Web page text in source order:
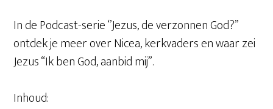
In de Podcast-serie ‘’Jezus, de verzonnen God?’’
ontdek je meer over Nicea, kerkvaders en waar zei
Jezus “Ik ben God, aanbid mij”.
Inhoud: